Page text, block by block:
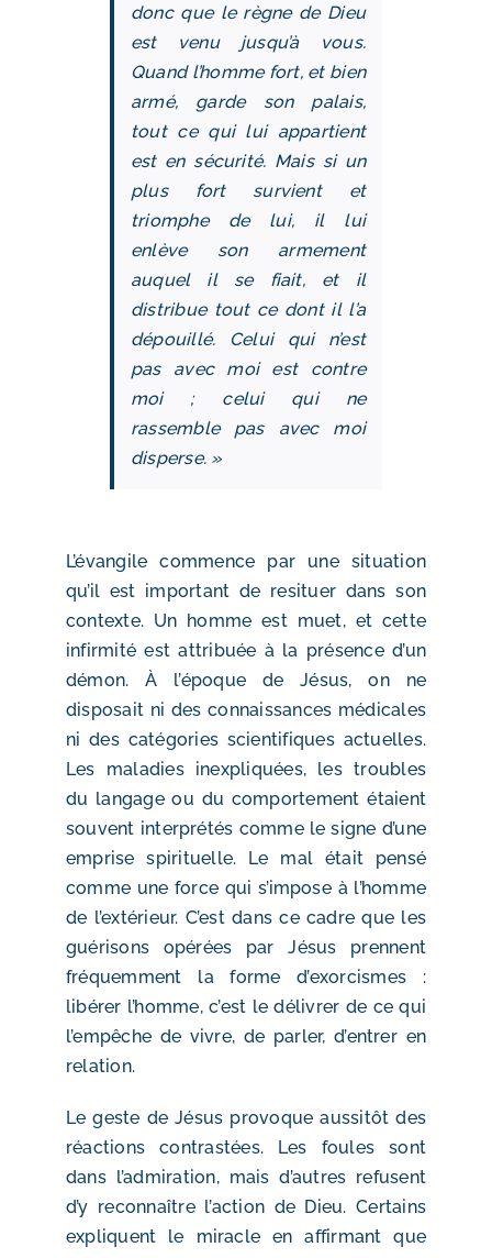
donc que le règne de Dieu
est venu jusqu’à vous.
Quand l’homme fort, et bien
armé, garde son palais,
tout ce qui lui appartient
est en sécurité. Mais si un
plus fort survient et
triomphe de lui, il lui
enlève son armement
auquel il se fiait, et il
distribue tout ce dont il l’a
dépouillé. Celui qui n’est
pas avec moi est contre
moi ; celui qui ne
rassemble pas avec moi
disperse. »
L’évangile commence par une situation
qu’il est important de resituer dans son
contexte. Un homme est muet, et cette
infirmité est attribuée à la présence d’un
démon. À l’époque de Jésus, on ne
disposait ni des connaissances médicales
ni des catégories scientifiques actuelles.
Les maladies inexpliquées, les troubles
du langage ou du comportement étaient
souvent interprétés comme le signe d’une
emprise spirituelle. Le mal était pensé
comme une force qui s’impose à l’homme
de l’extérieur. C’est dans ce cadre que les
guérisons opérées par Jésus prennent
fréquemment la forme d’exorcismes :
libérer l’homme, c’est le délivrer de ce qui
l’empêche de vivre, de parler, d’entrer en
relation.
Le geste de Jésus provoque aussitôt des
réactions contrastées. Les foules sont
dans l’admiration, mais d’autres refusent
d’y reconnaître l’action de Dieu. Certains
expliquent le miracle en affirmant que